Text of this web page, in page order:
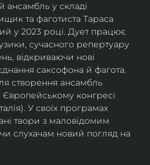
ансамбль у складі
та фаготиста Тараса
у 2023 році. Дует працює
сучасного репертуару
відкриваючи нові
саксофона й фагота.
створення ансамбль
Європейському конгресі
У своїх програмах
твори з маловідомим
слухачам новий погляд на